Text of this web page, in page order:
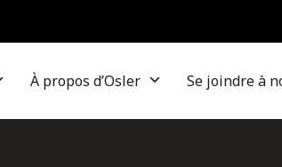
À propos d’Osler Se joindre à